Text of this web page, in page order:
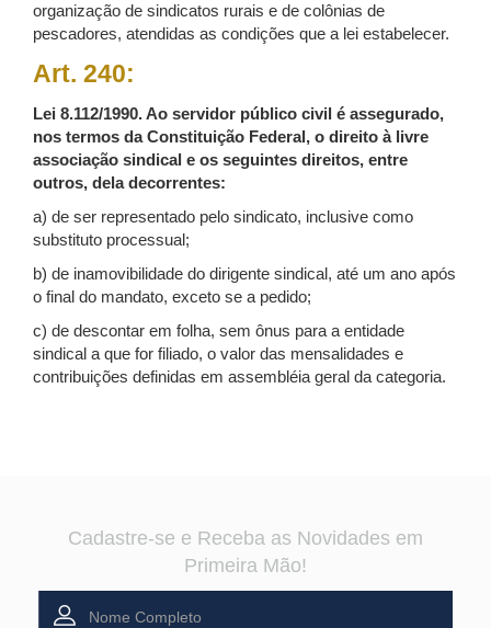
organização de sindicatos rurais e de colônias de
pescadores, atendidas as condições que a lei estabelecer.
Art. 240:
Lei 8.112/1990. Ao servidor público civil é assegurado,
nos termos da Constituição Federal, o direito à livre
associação sindical e os seguintes direitos, entre
outros, dela decorrentes:
a) de ser representado pelo sindicato, inclusive como
substituto processual;
b) de inamovibilidade do dirigente sindical, até um ano após
o final do mandato, exceto se a pedido;
c) de descontar em folha, sem ônus para a entidade
sindical a que for filiado, o valor das mensalidades e
contribuições definidas em assembléia geral da categoria.
Cadastre-se e Receba as Novidades em
Primeira Mão!